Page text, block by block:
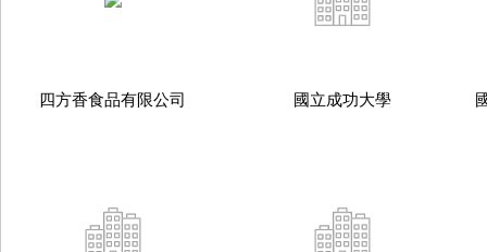
四方香食品有限公司 國立成功大學